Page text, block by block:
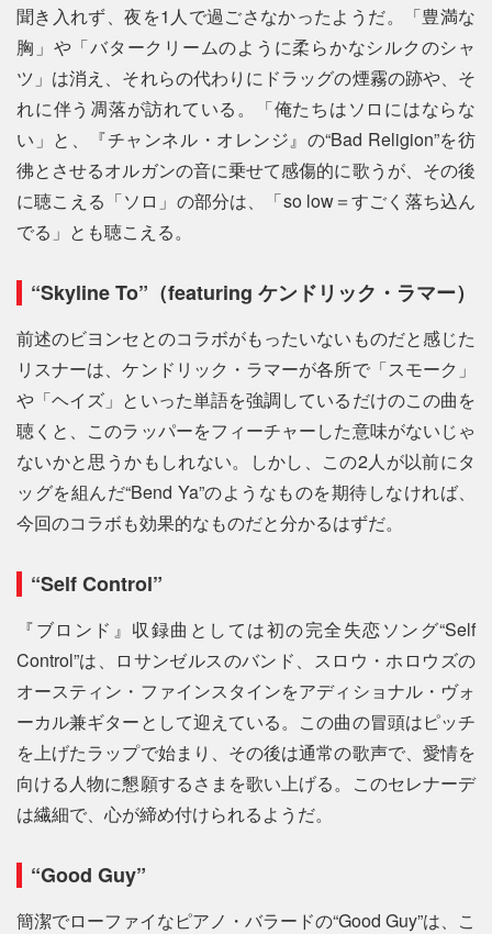
聞き入れず、夜を1人で過ごさなかったようだ。「豊満な
胸」や「バタークリームのように柔らかなシルクのシャ
ツ」は消え、それらの代わりにドラッグの煙霧の跡や、そ
れに伴う凋落が訪れている。「俺たちはソロにはならな
い」と、『チャンネル・オレンジ』の“Bad Religion”を彷
彿とさせるオルガンの音に乗せて感傷的に歌うが、その後
に聴こえる「ソロ」の部分は、「so low＝すごく落ち込ん
でる」とも聴こえる。
“Skyline To”（featuring ケンドリック・ラマー）
前述のビヨンセとのコラボがもったいないものだと感じた
リスナーは、ケンドリック・ラマーが各所で「スモーク」
や「ヘイズ」といった単語を強調しているだけのこの曲を
聴くと、このラッパーをフィーチャーした意味がないじゃ
ないかと思うかもしれない。しかし、この2人が以前にタ
ッグを組んだ“Bend Ya”のようなものを期待しなければ、
今回のコラボも効果的なものだと分かるはずだ。
“Self Control”
『ブロンド』収録曲としては初の完全失恋ソング“Self
Control”は、ロサンゼルスのバンド、スロウ・ホロウズの
オースティン・ファインスタインをアディショナル・ヴォ
ーカル兼ギターとして迎えている。この曲の冒頭はピッチ
を上げたラップで始まり、その後は通常の歌声で、愛情を
向ける人物に懇願するさまを歌い上げる。このセレナーデ
は繊細で、心が締め付けられるようだ。
“Good Guy”
簡潔でローファイなピアノ・バラードの“Good Guy”は、こ